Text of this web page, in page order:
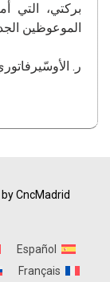
بركتي، التي
الموعوظين
ر. الأوسّيرفاتوري رومانو، 17-18
CncMadrid
Español
Français